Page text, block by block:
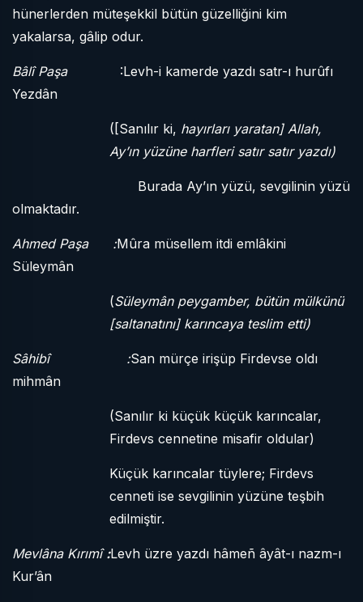
hünerlerden müteşekkil bütün güzelliğini kim
yakalarsa, gâlip odur.
Bâlî Paşa :Levh-i kamerde yazdı satr-ı hurûfı
Yezdân
([Sanılır ki, hayırları yaratan] Allah,
Ay’ın yüzüne harfleri satır satır yazdı)
Burada Ay’ın yüzü, sevgilinin yüzü
olmaktadır.
Ahmed Paşa :Mûra müsellem itdi emlâkini
Süleymân
(Süleymân peygamber, bütün mülkünü
[saltanatını] karıncaya teslim etti)
Sâhibî :San mürçe irişüp Firdevse oldı
mihmân
(Sanılır ki küçük küçük karıncalar,
Firdevs cennetine misafir oldular)
Küçük karıncalar tüylere; Firdevs
cenneti ise sevgilinin yüzüne teşbih
edilmiştir.
Mevlâna Kırımî:Levh üzre yazdı hâmeñ âyât-ı nazm-ı
Kur’ân